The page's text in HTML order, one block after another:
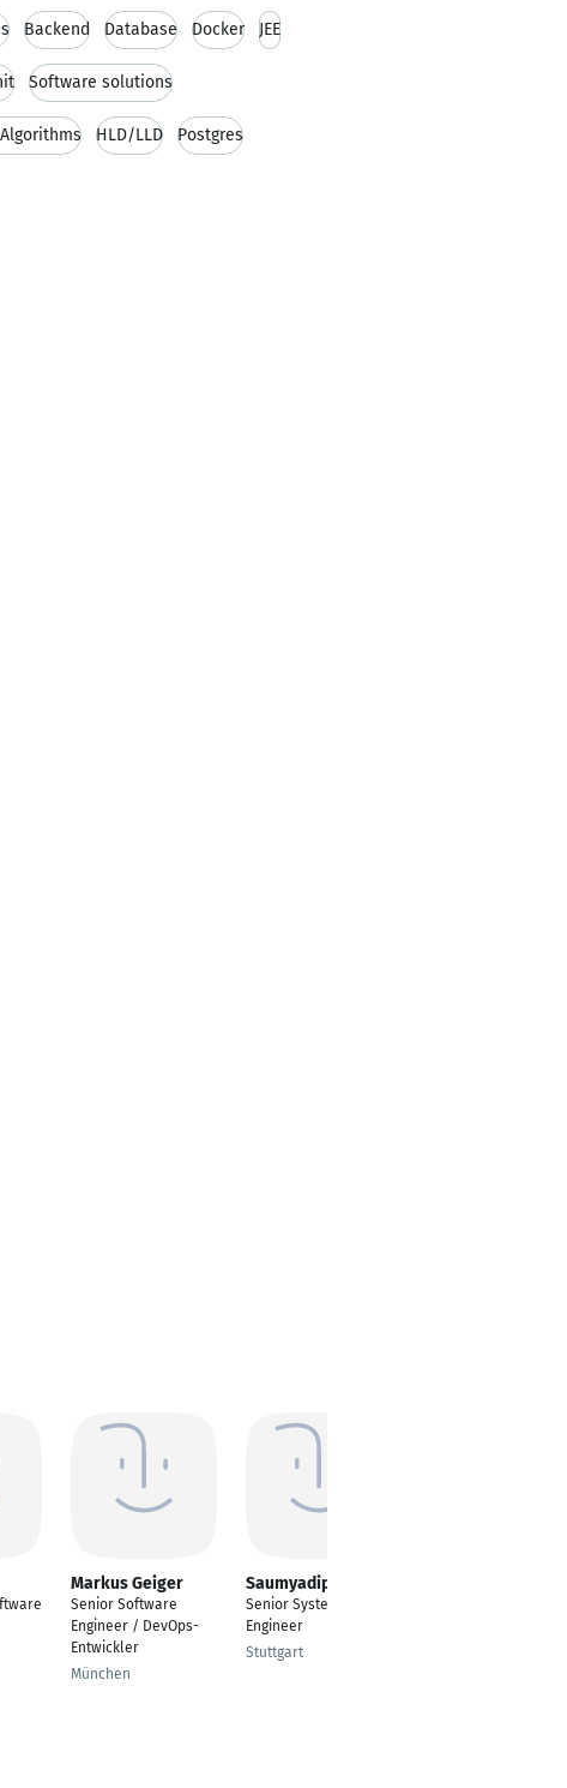
Backend Database Docker JEE
Software solutions
HLD/LLD Postgres
Markus Geiger
Senior Software
Engineer / DevOps-
Entwickler
München
Saumyadip Das
Senior Systems
Engineer
Stuttgart